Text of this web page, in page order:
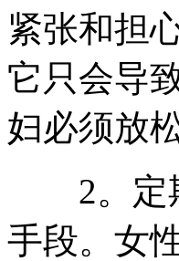
紧张和担
它只会导
妇必须放
2。定期
手段。女